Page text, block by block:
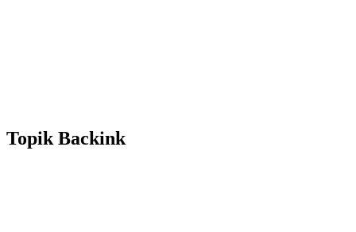
Topik Backink